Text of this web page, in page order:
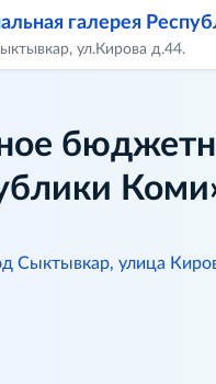
галерея
ул.Кирова д.44.
Сыктывкар, улица